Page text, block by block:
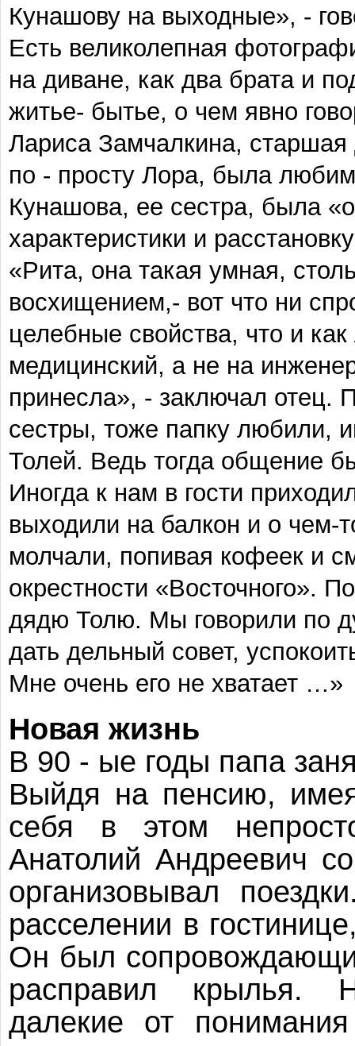
Кунашову на выходные», -
Есть великолепная
на диване, как два брата и
житье- бытье, о чем явно
Лариса Замчалкина, старшая
по - просту Лора, была
Кунашова, ее сестра, была
характеристики и
«Рита, она такая умная,
восхищением,- вот что ни
целебные свойства, что и
медицинский, а не на
принесла», - заключал
сестры, тоже папку любили,
Толей. Ведь тогда общение
Иногда к нам в гости
выходили на балкон и о чем-
молчали, попивая кофеек и
окрестности «Восточного».
дядю Толю. Мы говорили по
дать дельный совет,
Мне очень его не хватает …»
Новая жизнь
В 90 - ые годы папа
Выйдя на пенсию,
себя в этом
Анатолий Андреевич
организовывал
расселении в
Он был
расправил крылья.
далекие от